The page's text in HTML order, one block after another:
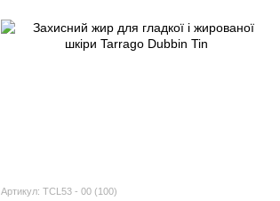
Артикул: TCL53 - 00 (100)